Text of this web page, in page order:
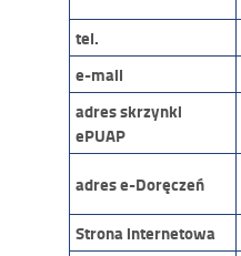
tel.
e-mail
adres skrzynki
ePUAP
adres e-Doręczeń
Strona internetowa